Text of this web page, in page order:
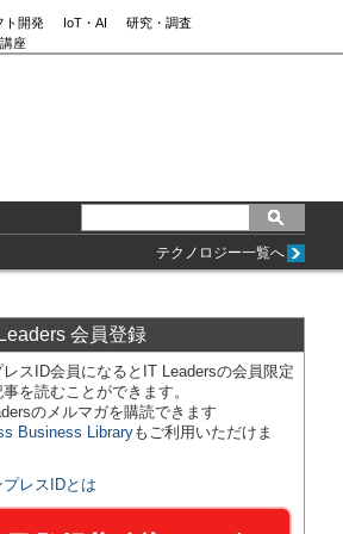
ト開発 IoT・AI
研究・調査
座
テクノロジー一覧へ
会員登録
スID会員になるとIT Leadersの会員限定
を読むことができます。
のメルマガを購読できます
Business Libraryもご利用いただけま
プレスIDとは